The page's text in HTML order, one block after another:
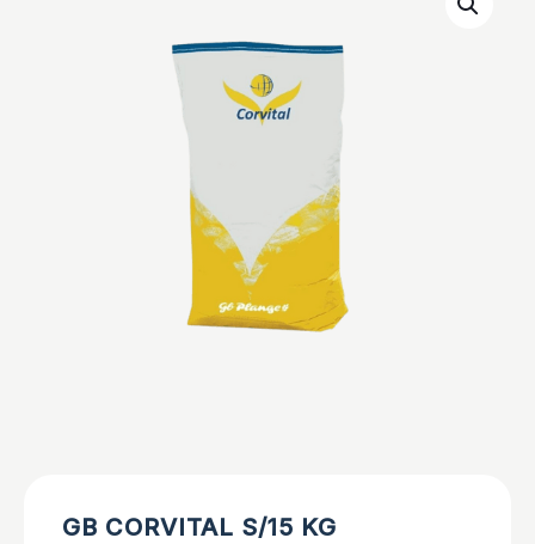
GB CORVITAL S/15 KG